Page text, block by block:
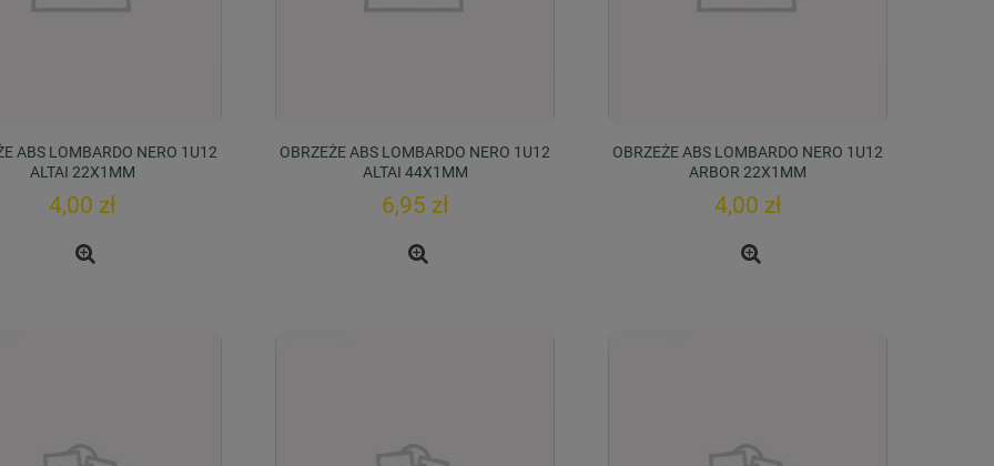
ABS LOMBARDO NERO 1U12
ALTAI 22X1MM
4,00 zł
OBRZEŻE ABS LOMBARDO NERO 1U12
ALTAI 44X1MM
6,95 zł
OBRZEŻE ABS LOMBARDO NERO 1U12
ARBOR 22X1MM
4,00 zł